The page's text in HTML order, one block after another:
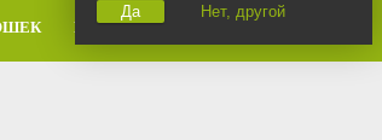
Да Нет, другой
БРЕНДЫ